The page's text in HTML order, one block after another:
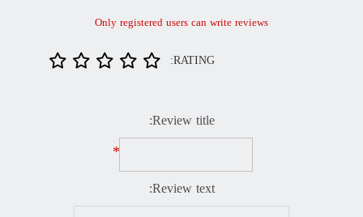
Only registered users can write reviews
RATING:
Review title:
*
Review text: